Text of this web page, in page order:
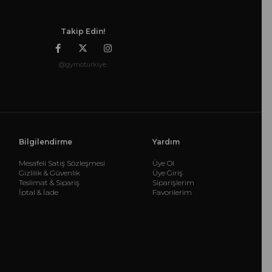
Takip Edin!
@gymoturkiye
Bilgilendirme
Mesafeli Satış Sözleşmesi
Gizlilik & Güvenlik
Teslimat & Sipariş
İptal & İade
Yardım
Üye Ol
Üye Giriş
Siparişlerim
Favorilerim